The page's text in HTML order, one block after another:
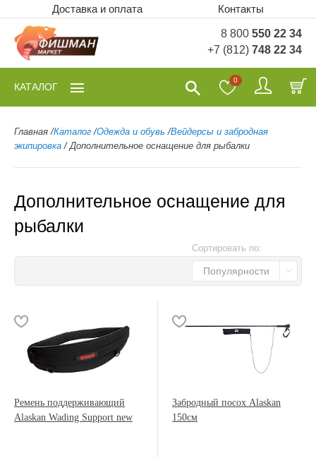
Доставка и оплата Контакты
8 800 550 22 34
+7 (812) 748 22 34
0
КАТАЛОГ
Главная /Каталог /Одежда и обувь /Вейдерсы и забродная
экипировка /Дополнительное оснащение для рыбалки
Дополнительное оснащение для
рыбалки
Сортировать по:
Популярности
Ремень поддерживающий
Alaskan Wading Support new
Забродный посох Alaskan
150см